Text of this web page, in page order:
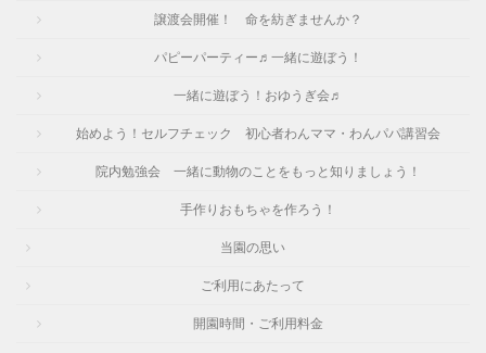
譲渡会開催！ 命を紡ぎませんか？
パピーパーティー♬一緒に遊ぼう！
一緒に遊ぼう！おゆうぎ会♬
始めよう！セルフチェック 初心者わんママ・わんパパ講習会
院内勉強会 一緒に動物のことをもっと知りましょう！
手作りおもちゃを作ろう！
当園の思い
ご利用にあたって
開園時間・ご利用料金